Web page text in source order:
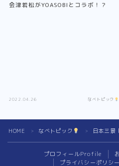
会津若松がYOASOBIとコラボ！？
2022.04.26 なべトピック
HOME ＞ なべトピック ＞ 日本三景
プロフィールProfile
プライバシーポリシー